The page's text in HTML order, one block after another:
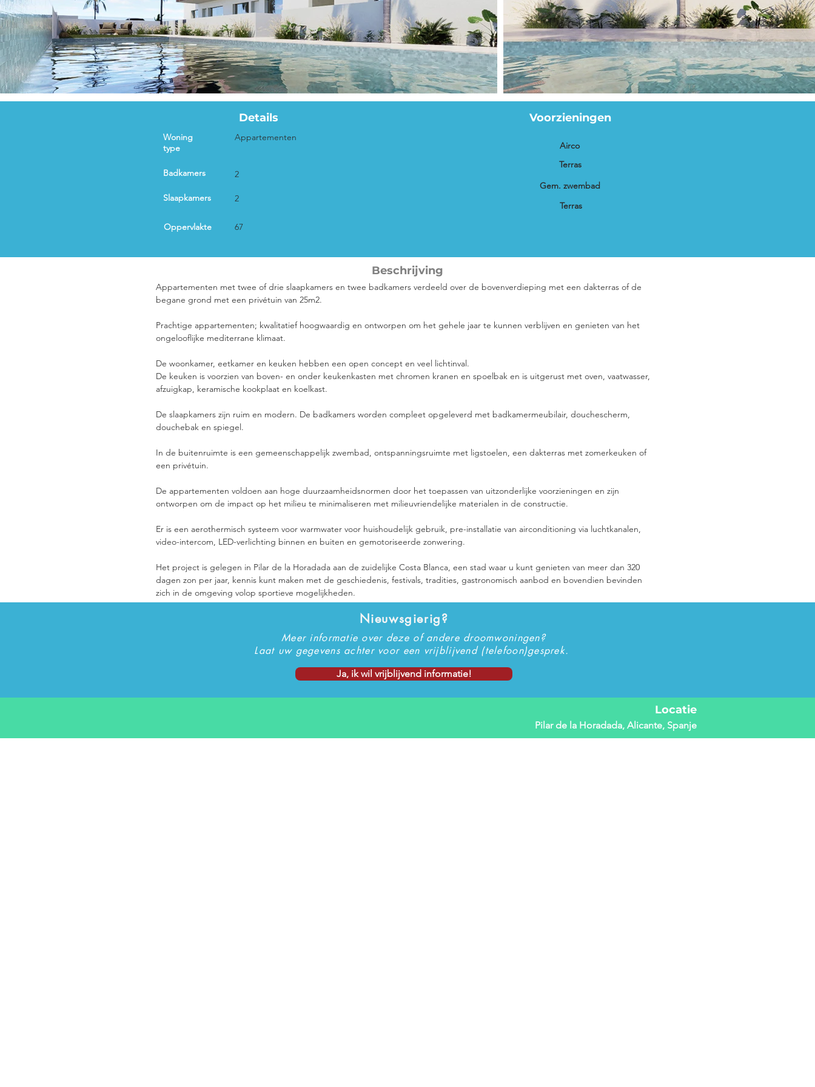
Details
Woning
type
Badkamers
Slaapkamers
Oppervlakte
Appartementen
2
2
67
Voorzieningen
Airco
Terras
Gem. zwembad
Terras
Beschrijving
Appartementen met twee of drie slaapkamers en twee badkamers verdeeld over de bovenverdieping met een dakterras of de
begane grond met een privétuin van 25m2.
Prachtige appartementen; kwalitatief hoogwaardig en ontworpen om het gehele jaar te kunnen verblijven en genieten van het
ongelooflijke mediterrane klimaat.
De woonkamer, eetkamer en keuken hebben een open concept en veel lichtinval.
De keuken is voorzien van boven- en onder keukenkasten met chromen kranen en spoelbak en is uitgerust met oven, vaatwasser,
afzuigkap, keramische kookplaat en koelkast.
De slaapkamers zijn ruim en modern. De badkamers worden compleet opgeleverd met badkamermeubilair, douchescherm,
douchebak en spiegel.
In de buitenruimte is een gemeenschappelijk zwembad, ontspanningsruimte met ligstoelen, een dakterras met zomerkeuken of
een privétuin.
De appartementen voldoen aan hoge duurzaamheidsnormen door het toepassen van uitzonderlijke voorzieningen en zijn
ontworpen om de impact op het milieu te minimaliseren met milieuvriendelijke materialen in de constructie.
Er is een aerothermisch systeem voor warmwater voor huishoudelijk gebruik, pre-installatie van airconditioning via luchtkanalen,
video-intercom, LED-verlichting binnen en buiten en gemotoriseerde zonwering.
Het project is gelegen in Pilar de la Horadada aan de zuidelijke Costa Blanca, een stad waar u kunt genieten van meer dan 320
dagen zon per jaar, kennis kunt maken met de geschiedenis, festivals, tradities, gastronomisch aanbod en bovendien bevinden
zich in de omgeving volop sportieve mogelijkheden.
Nieuwsgierig?
Meer informatie over deze of andere droomwoningen?
Laat uw gegevens achter voor een vrijblijvend (telefoon)gesprek.
Ja, ik wil vrijblijvend informatie!
Locatie
Pilar de la Horadada, Alicante, Spanje